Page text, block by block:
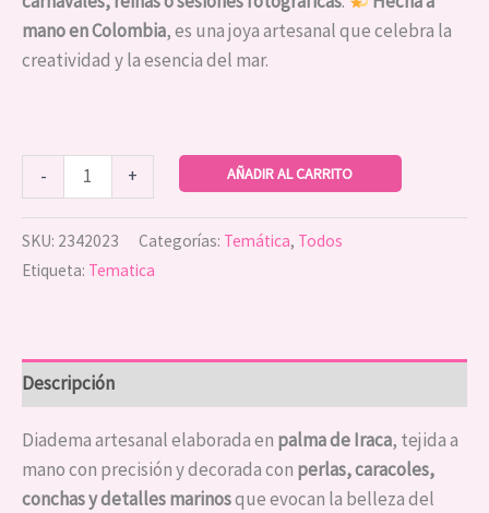
mano en Colombia, es una joya artesanal que celebra la
creatividad y la esencia del mar.
- + AÑADIR AL CARRITO
SKU: 2342023 Categorías: Temática, Todos
Etiqueta: Tematica
Descripción
Diadema artesanal elaborada en palma de Iraca, tejida a
mano con precisión y decorada con perlas, caracoles,
conchas y detalles marinosque evocan la belleza del